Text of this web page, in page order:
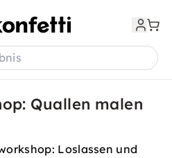
Quallen malen
Loslassen und